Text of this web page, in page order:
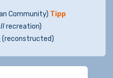
Community) Tipp
recreation)
(reconstructed)